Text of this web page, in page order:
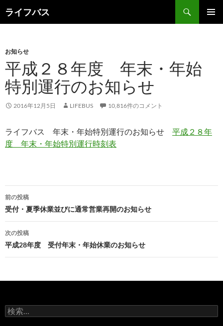
ライフバス
索
ン
ツ
へ
ス
キ
ッ
お知らせ
平成２８年度 年末・年始
特別運行のお知らせ
2016年12月5日 LIFEBUS 10,816件のコメント
ライフバス 年末・年始特別運行のお知らせ 平成２８年
度 年末・年始特別運行時刻表
投
稿
ナ
ビ
ゲ
ー
ョ
前の投稿
受付・夏季休業並びに通常営業再開のお知らせ
次の投稿
平成28年度 受付年末・年始休業のお知らせ
検
索: